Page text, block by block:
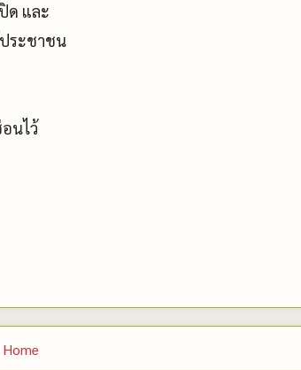
ด และ
ระชาชน
นไว้
Home